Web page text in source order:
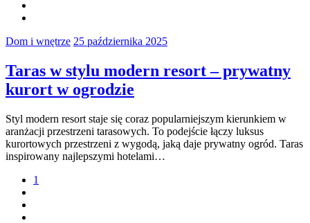
Dom i wnętrze 25 października 2025
Taras w stylu modern resort – prywatny
kurort w ogrodzie
Styl modern resort staje się coraz popularniejszym kierunkiem w
aranżacji przestrzeni tarasowych. To podejście łączy luksus
kurortowych przestrzeni z wygodą, jaką daje prywatny ogród. Taras
inspirowany najlepszymi hotelami…
1